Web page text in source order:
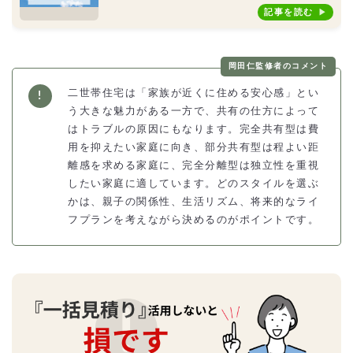
記事を読む
岡田仁監修者のコメント
二世帯住宅は「家族が近くに住める安心感」とい
う大きな魅力がある一方で、共有の仕方によって
はトラブルの原因にもなります。完全共有型は費
用を抑えたい家庭に向き、部分共有型は程よい距
離感を求める家庭に、完全分離型は独立性を重視
したい家庭に適しています。どのスタイルを選ぶ
かは、親子の関係性、生活リズム、将来的なライ
フプランを考えながら決めるのがポイントです。